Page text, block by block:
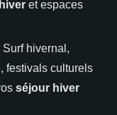
et espaces
Surf hivernal,
festivals culturels
séjour hiver